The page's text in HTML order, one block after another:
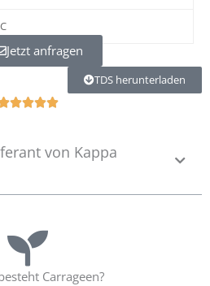
Jetzt anfragen
TDS herunterladen
V
o
n
von Kappa
Carrageen?